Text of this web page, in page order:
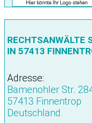
RECHTSANWÄLTE
IN 57413
Adresse:
Bamenohler Str.
57413 Finnentrop
Deutschland